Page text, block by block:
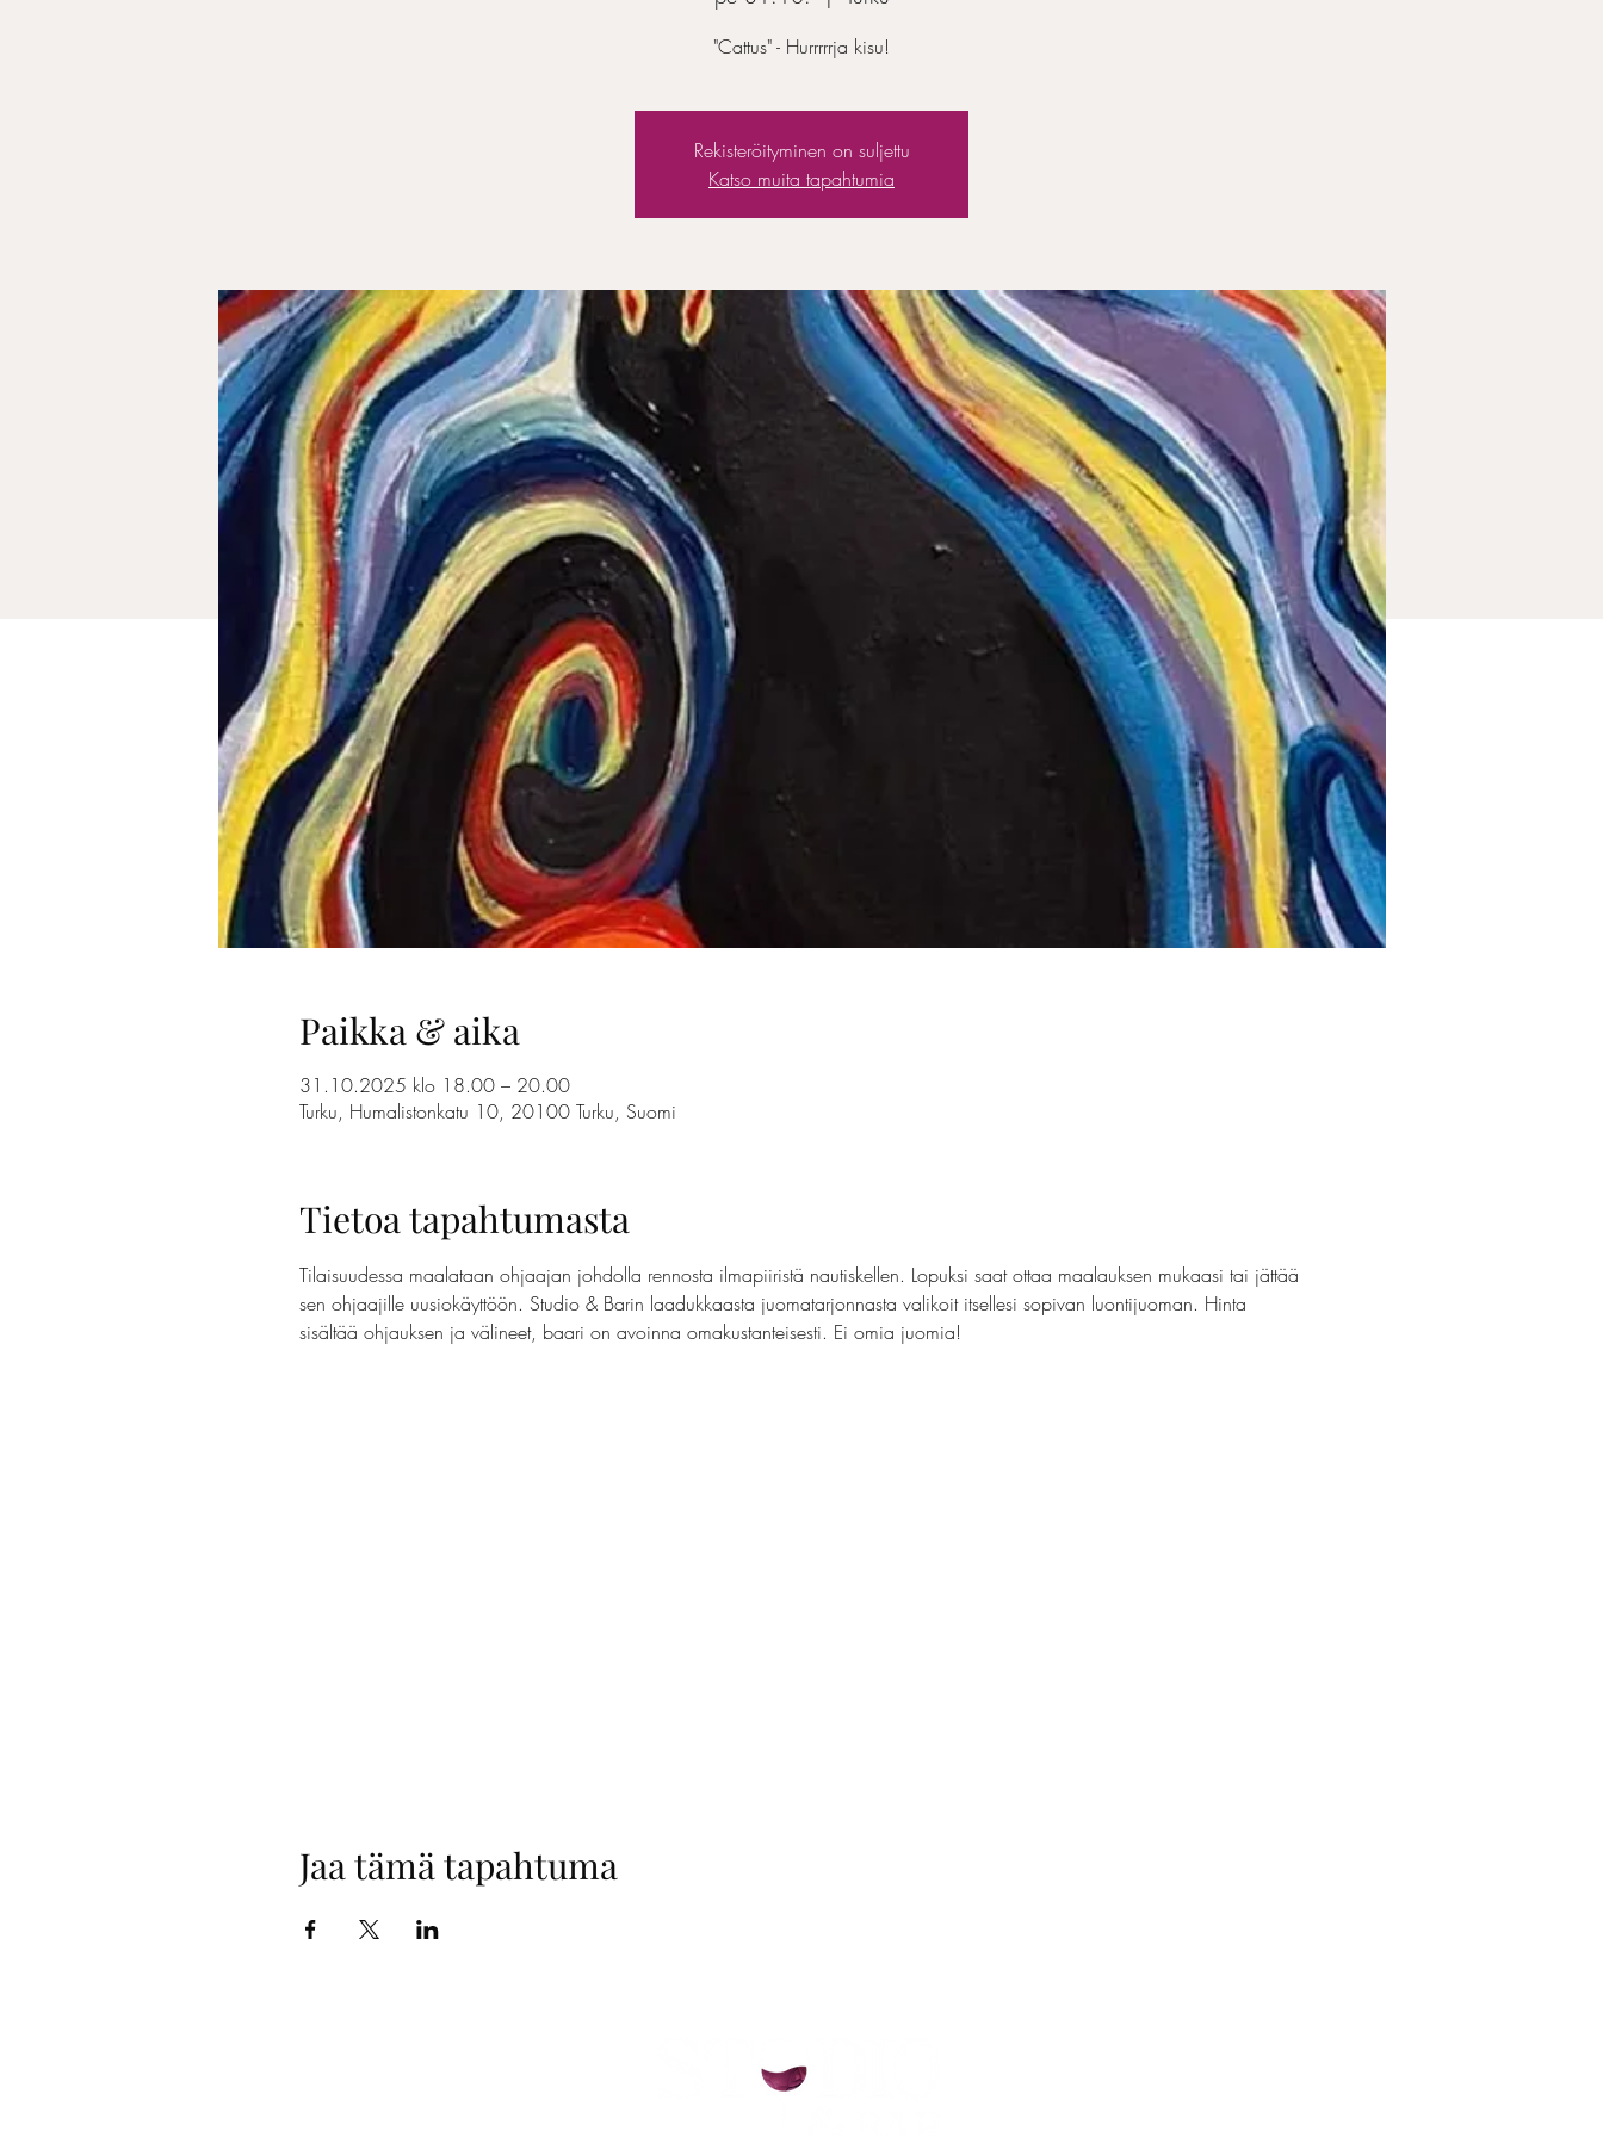
"Cattus" - Hurrrrrja kisu!
Rekisteröityminen on suljettu
Katso muita tapahtumia
Paikka & aika
31.10.2025 klo 18.00 – 20.00
Turku, Humalistonkatu 10, 20100 Turku, Suomi
Tietoa tapahtumasta
Tilaisuudessa maalataan ohjaajan johdolla rennosta ilmapiiristä nautiskellen. Lopuksi saat ottaa maalauksen mukaasi tai jättää
sen ohjaajille uusiokäyttöön. Studio & Barin laadukkaasta juomatarjonnasta valikoit itsellesi sopivan luontijuoman. Hinta
sisältää ohjauksen ja välineet, baari on avoinna omakustanteisesti. Ei omia juomia!
Jaa tämä tapahtuma